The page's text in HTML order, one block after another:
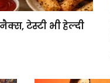
टेस्टी भी हेल्दी